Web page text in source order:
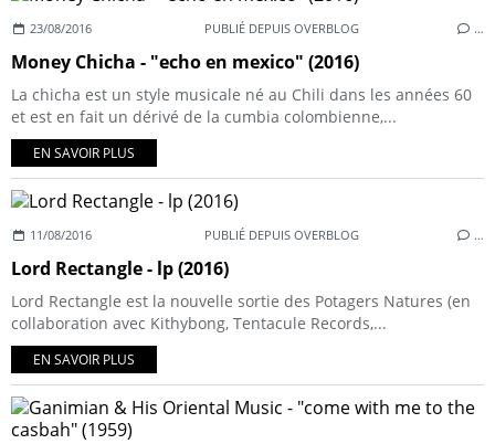
23/08/2016 PUBLIÉ DEPUIS OVERBLOG …
Money Chicha - "echo en mexico" (2016)
La chicha est un style musicale né au Chili dans les années 60
et est en fait un dérivé de la cumbia colombienne,...
EN SAVOIR PLUS
11/08/2016 PUBLIÉ DEPUIS OVERBLOG …
Lord Rectangle - lp (2016)
Lord Rectangle est la nouvelle sortie des Potagers Natures (en
collaboration avec Kithybong, Tentacule Records,...
EN SAVOIR PLUS